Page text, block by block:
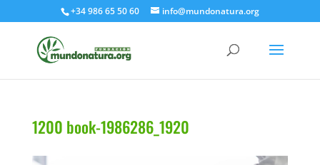
+34 986 65 50 60 info@mundonatura.org
1200 book-1986286_1920